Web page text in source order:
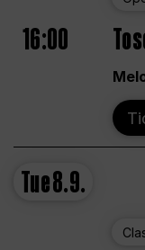
16:00
Tue8.9.